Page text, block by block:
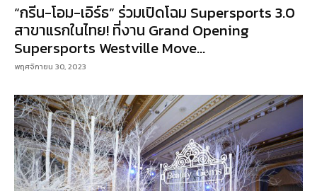
“กรีน-โอม-เอิร์ธ” ร่วมเปิดโฉม Supersports 3.0
สาขาแรกในไทย! ที่งาน Grand Opening
Supersports Westville Move...
พฤศจิกายน 30, 2023